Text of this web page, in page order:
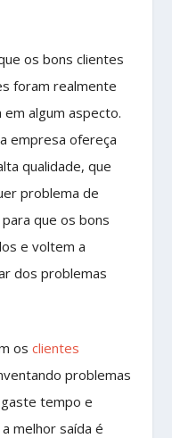
os bons clientes
foram realmente
algum aspecto.
empresa ofereça
qualidade, que
problema de
que os bons
e voltem a
dos problemas
osclientes
problemas
tempo e
melhor saída é